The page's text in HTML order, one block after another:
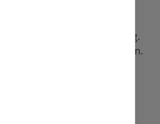
Sehr gute Samen und Beratung.
Kann man gut weiter empfehlen.